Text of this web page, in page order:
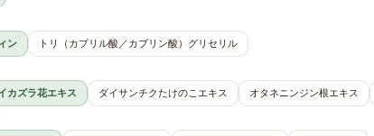
ン
トリ（カプリル酸／カプリン酸）グリセリル
カズラ花エキス ダイサンチクたけのこエキス オタネニンジン根エキス